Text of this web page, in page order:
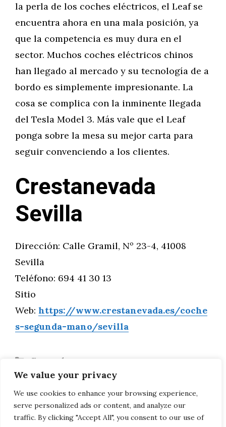
We value your privacy
We use cookies to enhance your browsing experience,
serve personalized ads or content, and analyze our
traffic. By clicking "Accept All", you consent to our use of
la perla de los coches eléctricos, el Leaf se
encuentra ahora en una mala posición, ya
que la competencia es muy dura en el
sector. Muchos coches eléctricos chinos
han llegado al mercado y su tecnología de a
bordo es simplemente impresionante. La
cosa se complica con la inminente llegada
del Tesla Model 3. Más vale que el Leaf
ponga sobre la mesa su mejor carta para
seguir convenciendo a los clientes.
Crestanevada
Sevilla
Dirección: Calle Gramil, Nº 23-4, 41008
Sevilla
Teléfono: 694 41 30 13
Sitio
Web: https://www.crestanevada.es/coche
s-segunda-mano/sevilla
Categorías
General
Etiquetas
Motor
Mercedes Clase A 2018
Toyota e-Palette